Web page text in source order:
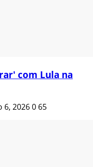
com Lula na
6, 20260 65